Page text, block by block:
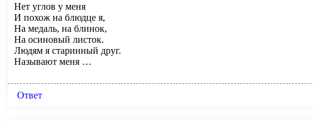
Нет углов у меня
И похож на блюдце я,
На медаль, на блинок,
На осиновый листок.
Людям я старинный друг.
Называют меня …
Ответ